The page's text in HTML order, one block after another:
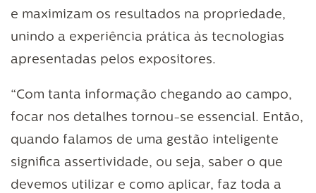
e maximizam os resultados na propriedade,
unindo a experiência prática às tecnologias
apresentadas pelos expositores.
“Com tanta informação chegando ao campo,
focar nos detalhes tornou-se essencial. Então,
quando falamos de uma gestão inteligente
significa assertividade, ou seja, saber o que
devemos utilizar e como aplicar, faz toda a